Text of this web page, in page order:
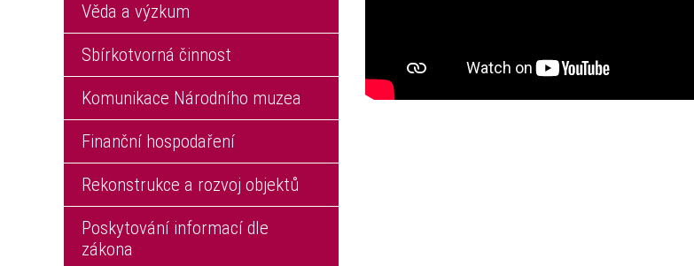
Věda a výzkum
Sbírkotvorná činnost
Komunikace Národního muzea
Finanční hospodaření
Rekonstrukce a rozvoj objektů
Poskytování informací dle
zákona